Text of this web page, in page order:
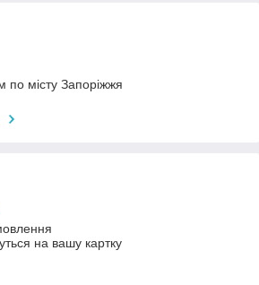
по місту Запоріжжя
на вашу картку